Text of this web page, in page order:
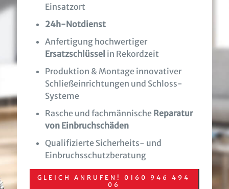
Einsatzort
24h-Notdienst
Anfertigung hochwertiger
Ersatzschlüssel in Rekordzeit
Produktion & Montage innovativer
Schließeinrichtungen und Schloss-
Systeme
Rasche und fachmännische Reparatur
von Einbruchschäden
Qualifizierte Sicherheits- und
Einbruchsschutzberatung
GLEICH ANRUFEN! 0160 946 494
06